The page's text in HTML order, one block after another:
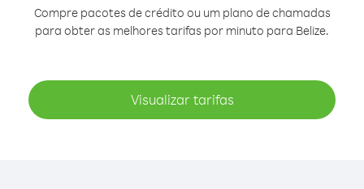
Compre pacotes de crédito ou um plano de chamadas
para obter as melhores tarifas por minuto para Belize.
Visualizar tarifas